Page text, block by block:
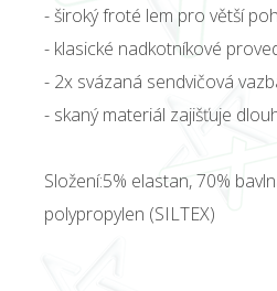
- široký froté lem pro větší
- klasické nadkotníkové
- 2x svázaná sendvičová
- skaný materiál zajišťuje
Složení:5% elastan, 70%
polypropylen (SILTEX)